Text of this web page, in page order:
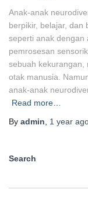
Anak-anak
berpikir, belajar, dan
seperti anak dengan
pemrosesan
sebuah kekurangan,
otak manusia.
anak-anak
Read more…
By admin 1 year
Search